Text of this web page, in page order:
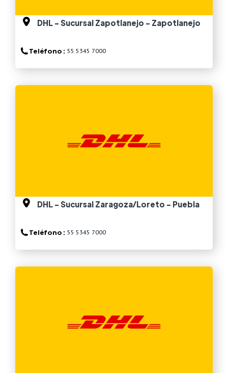
DHL - Sucursal Zapotlanejo - Zapotlanejo
Teléfono : 55 5345 7000
DHL - Sucursal Zaragoza/Loreto - Puebla
Teléfono : 55 5345 7000